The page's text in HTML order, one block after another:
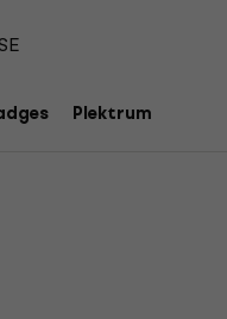
Plektrum